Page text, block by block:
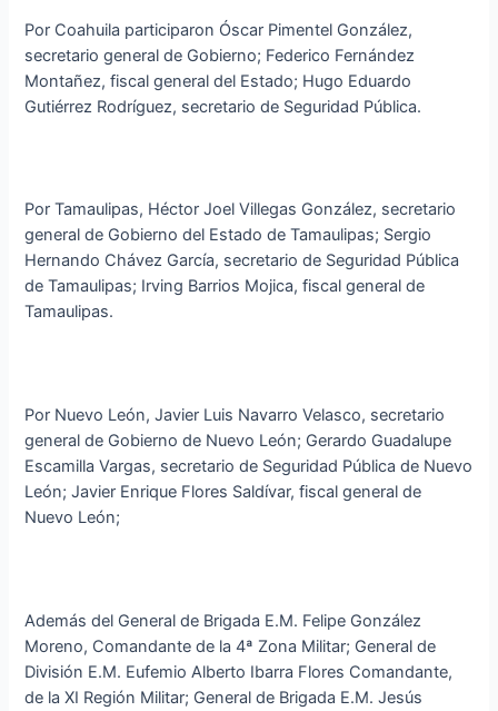
Por Coahuila participaron Óscar Pimentel González,
secretario general de Gobierno; Federico Fernández
Montañez, fiscal general del Estado; Hugo Eduardo
Gutiérrez Rodríguez, secretario de Seguridad Pública.
Por Tamaulipas, Héctor Joel Villegas González, secretario
general de Gobierno del Estado de Tamaulipas; Sergio
Hernando Chávez García, secretario de Seguridad Pública
de Tamaulipas; Irving Barrios Mojica, fiscal general de
Tamaulipas.
Por Nuevo León, Javier Luis Navarro Velasco, secretario
general de Gobierno de Nuevo León; Gerardo Guadalupe
Escamilla Vargas, secretario de Seguridad Pública de Nuevo
León; Javier Enrique Flores Saldívar, fiscal general de
Nuevo León;
Además del General de Brigada E.M. Felipe González
Moreno, Comandante de la 4ª Zona Militar; General de
División E.M. Eufemio Alberto Ibarra Flores Comandante,
de la XI Región Militar; General de Brigada E.M. Jesús